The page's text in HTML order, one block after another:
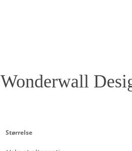
Wonderwall
Størrelse